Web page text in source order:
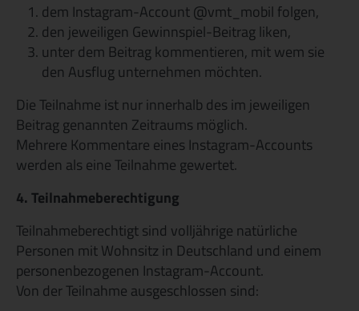
dem Instagram-Account @vmt_mobil folgen,
den jeweiligen Gewinnspiel-Beitrag liken,
unter dem Beitrag kommentieren, mit wem sie
den Ausflug unternehmen möchten.
Die Teilnahme ist nur innerhalb des im jeweiligen
Beitrag genannten Zeitraums möglich.
Mehrere Kommentare eines Instagram-Accounts
werden als eine Teilnahme gewertet.
4. Teilnahmeberechtigung
Teilnahmeberechtigt sind volljährige natürliche
Personen mit Wohnsitz in Deutschland und einem
personenbezogenen Instagram-Account.
Von der Teilnahme ausgeschlossen sind: